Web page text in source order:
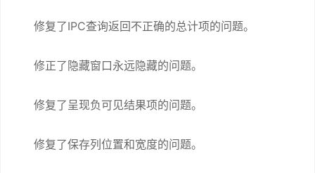
修复了IPC查询返回不正确的总计项的问题。
修正了隐藏窗口永远隐藏的问题。
修复了呈现负可见结果项的问题。
修复了保存列位置和宽度的问题。